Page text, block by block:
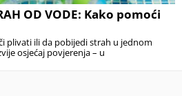
OD VODE: Kako pomoći
plivati ili da pobijedi strah u jednom
osjećaj povjerenja – u